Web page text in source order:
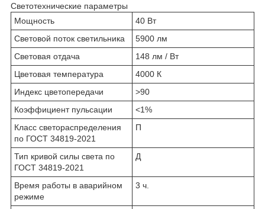
Светотехнические параметры
Мощность
40 Вт
Световой поток светильника
5900 лм
Световая отдача
148 лм / Вт
Цветовая температура
4000 К
Индекс цветопередачи
>90
Коэффициент пульсации
<1%
Класс светораспределения
по ГОСТ 34819-2021
П
Тип кривой силы света по
ГОСТ 34819-2021
Д
Время работы в аварийном
режиме
3 ч.